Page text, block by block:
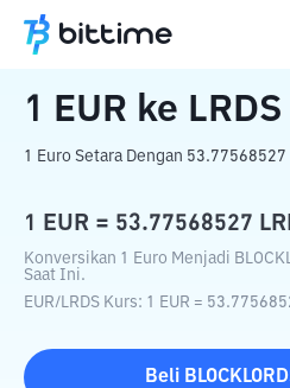
Beranda Konverter Kripto
1 EUR ke LRDS
1 Euro Setara Dengan 53.77568527
1 EUR = 53.77568527
Konversikan 1 Euro Menjadi
Saat Ini.
EUR/LRDS Kurs: 1 EUR =
Beli